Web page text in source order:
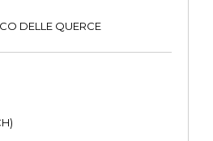
DELLE QUERCE